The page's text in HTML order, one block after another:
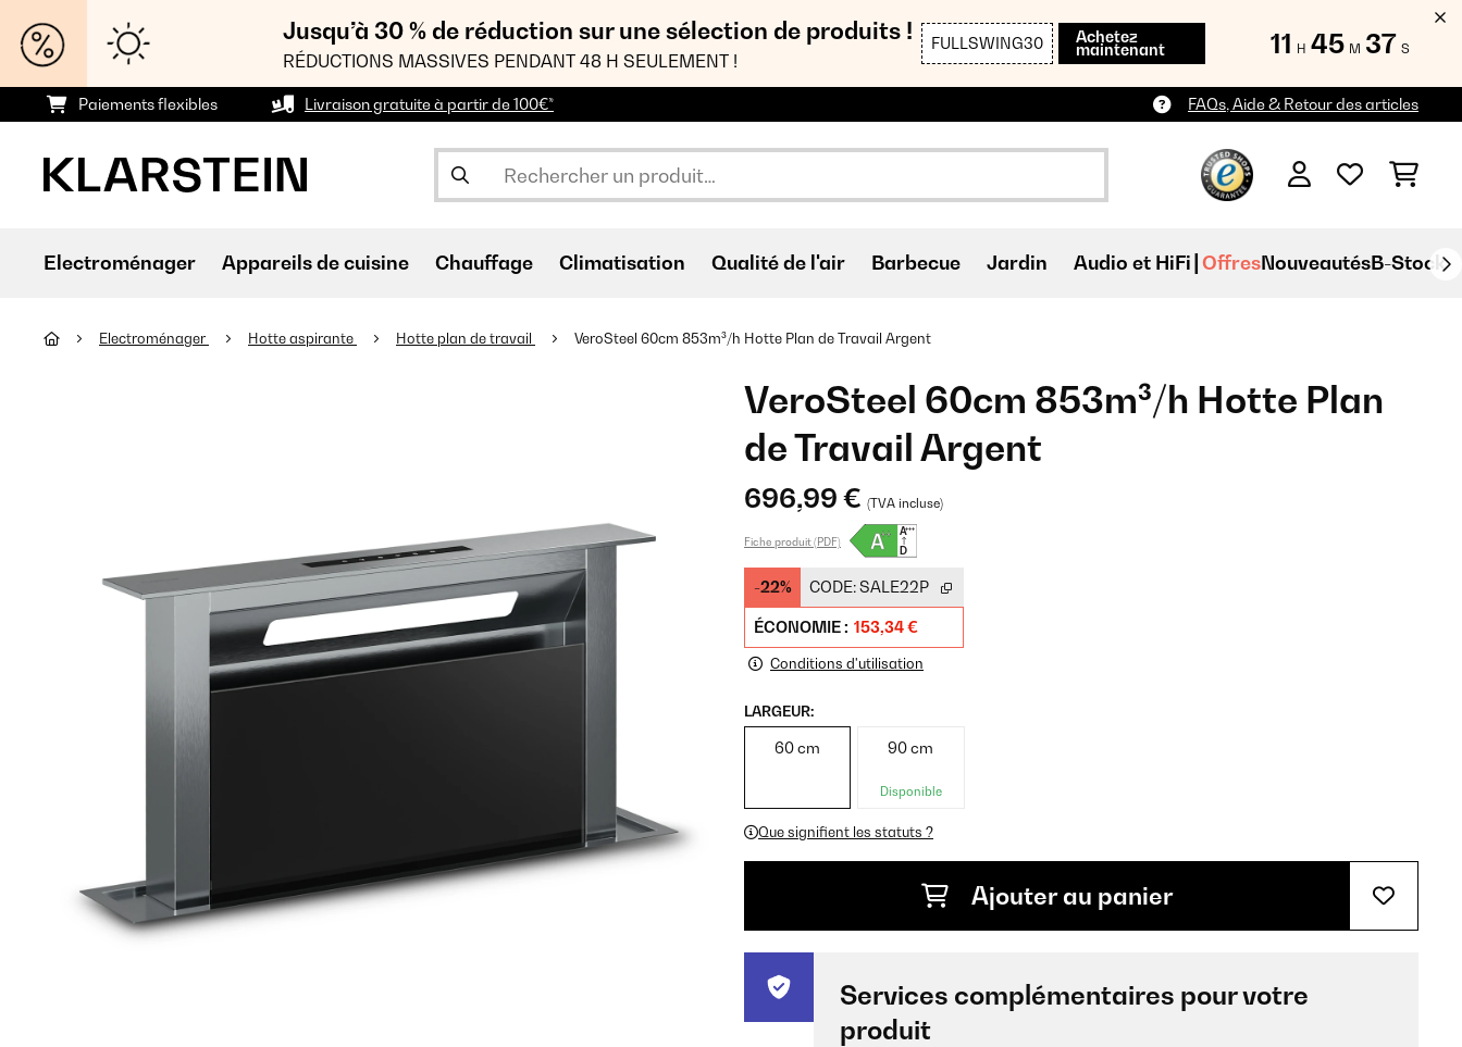
Jusqu’à 30 % de réduction sur une sélection de produits !
RÉDUCTIONS MASSIVES PENDANT 48 H SEULEMENT !
FULLSWING30 Achetez
maintenant 11 H 45 M 36 S
Paiements flexibles Livraison gratuite à partir de 100€* FAQs, Aide & Retour des articles
Electroménager Appareils de cuisine Chauffage Climatisation Qualité de l'air Barbecue Jardin Audio et HiFi OffresNouveautésB-Stock
Electroménager Hotte aspirante Hotte plan de travail VeroSteel 60cm 853m³/h Hotte Plan de Travail Argent
VeroSteel 60cm 853m³/h Hotte Plan
de Travail Argent
696,99 € (TVA incluse)
Fiche produit (PDF)
-22% CODE:SALE22P
ÉCONOMIE : 153,34 €
Conditions d'utilisation
LARGEUR:
60 cm 90 cm
Disponible
Que signifient les statuts ?
Ajouter au panier
Services complémentaires pour votre
produit